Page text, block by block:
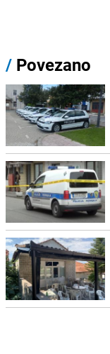
/ Povezano